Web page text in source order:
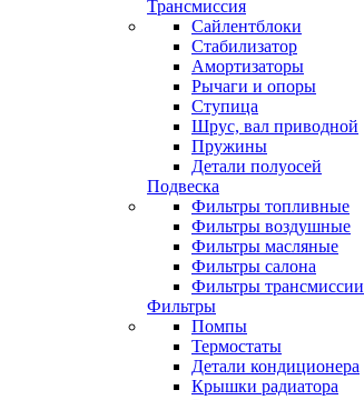
Трансмиссия
Сайлентблоки
Стабилизатор
Амортизаторы
Рычаги и опоры
Ступица
Шрус, вал приводной
Пружины
Детали полуосей
Подвеска
Фильтры топливные
Фильтры воздушные
Фильтры масляные
Фильтры салона
Фильтры трансмиссии
Фильтры
Помпы
Термостаты
Детали кондиционера
Крышки радиатора